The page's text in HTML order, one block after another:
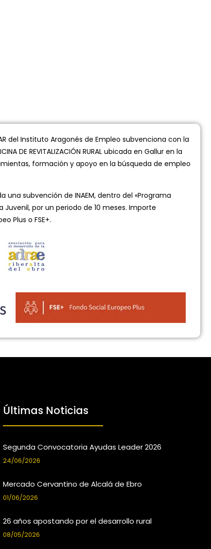
del Instituto Aragonés de Empleo subvenciona con la
REVITALIZACIÓN RURAL ubicada en Gallur en la
formación y apoyo en la búsqueda de empleo
una subvención de INAEM, dentro del «Programa
por un periodo de 10 meses. Importe
Plus o FSE+.
Últimas Noticias
Segunda Convocatoria Ayudas Leader 2026
24/06/2026
Mercado Cervantino de Alcalá de Ebro
01/06/2026
26 años apostando por el desarrollo rural
08/05/2026